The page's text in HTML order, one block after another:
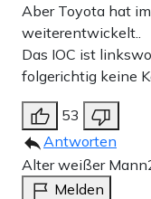
Aber Toyota hat
weiterentwickelt..
Das IOC ist
folgerichtig keine
53
Antworten
Alter weißer Mann
Melden